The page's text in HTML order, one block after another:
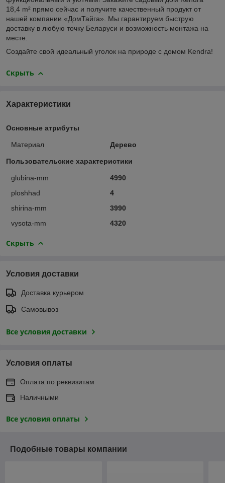
18,4 m² прямо сейчас и получите качественный продукт от
нашей компании «ДомТайга». Мы гарантируем быструю
доставку в любую точку Беларуси и возможность монтажа на
месте.
Создайте свой идеальный уголок на природе с домом Kendra!
Скрыть
Характеристики
Основные атрибуты
Материал Дерево
Пользовательские характеристики
glubina-mm
4990
ploshhad
4
shirina-mm
3990
vysota-mm
4320
Скрыть
Условия доставки
Доставка курьером
Самовывоз
Все условия доставки
Условия оплаты
Оплата по реквизитам
Наличными
Все условия оплаты
Подобные товары компании